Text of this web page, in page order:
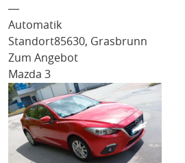
―
Automatik
Standort85630, Grasbrunn
Zum Angebot
Mazda 3